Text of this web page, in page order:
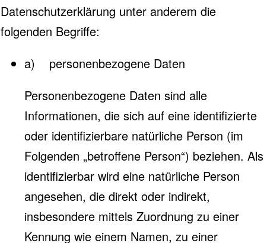
Datenschutzerklärung unter anderem die
folgenden Begriffe:
a) personenbezogene Daten
Personenbezogene Daten sind alle
Informationen, die sich auf eine identifizierte
oder identifizierbare natürliche Person (im
Folgenden „betroffene Person“) beziehen. Als
identifizierbar wird eine natürliche Person
angesehen, die direkt oder indirekt,
insbesondere mittels Zuordnung zu einer
Kennung wie einem Namen, zu einer